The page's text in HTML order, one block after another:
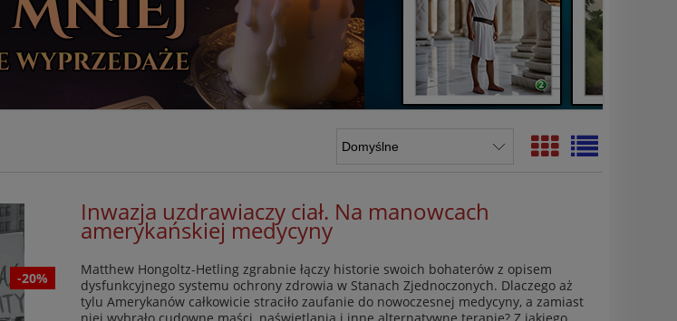
-20%
Inwazja uzdrawiaczy ciał. Na manowcach
amerykańskiej medycyny
Matthew Hongoltz-Hetling zgrabnie łączy historie swoich bohaterów z opisem
dysfunkcyjnego systemu ochrony zdrowia w Stanach Zjednoczonych. Dlaczego aż
tylu Amerykanów całkowicie straciło zaufanie do nowoczesnej medycyny, a zamiast